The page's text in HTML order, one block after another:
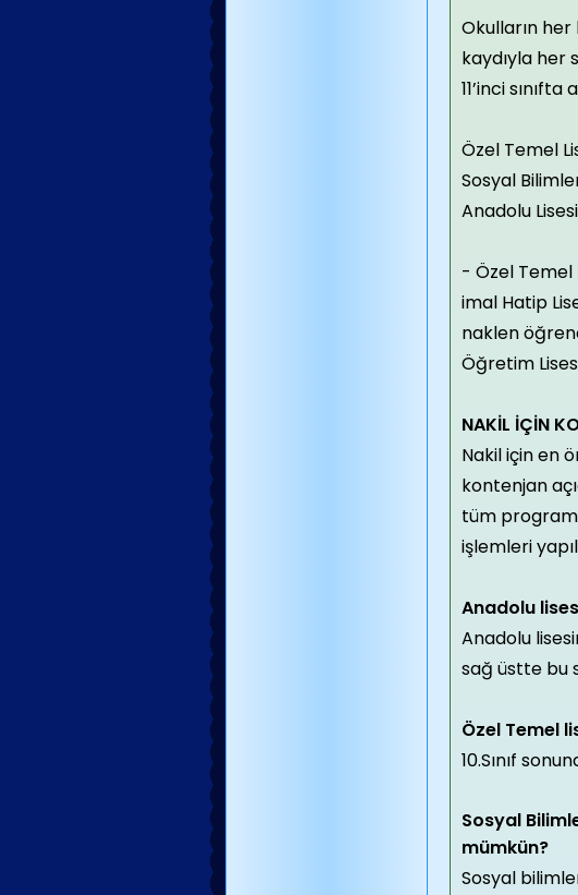
Okulların
kaydıyla her
11’inci
Özel Temel
Sosyal
Anadolu
- Özel Temel
imal Hatip
naklen
Öğretim
NAKİL İÇİN
Nakil için en
kontenjan
tüm program
işlemleri
Anadolu
Anadolu
sağ üstte bu
Özel Temel
10.Sınıf
Sosyal
mümkün?
Sosyal